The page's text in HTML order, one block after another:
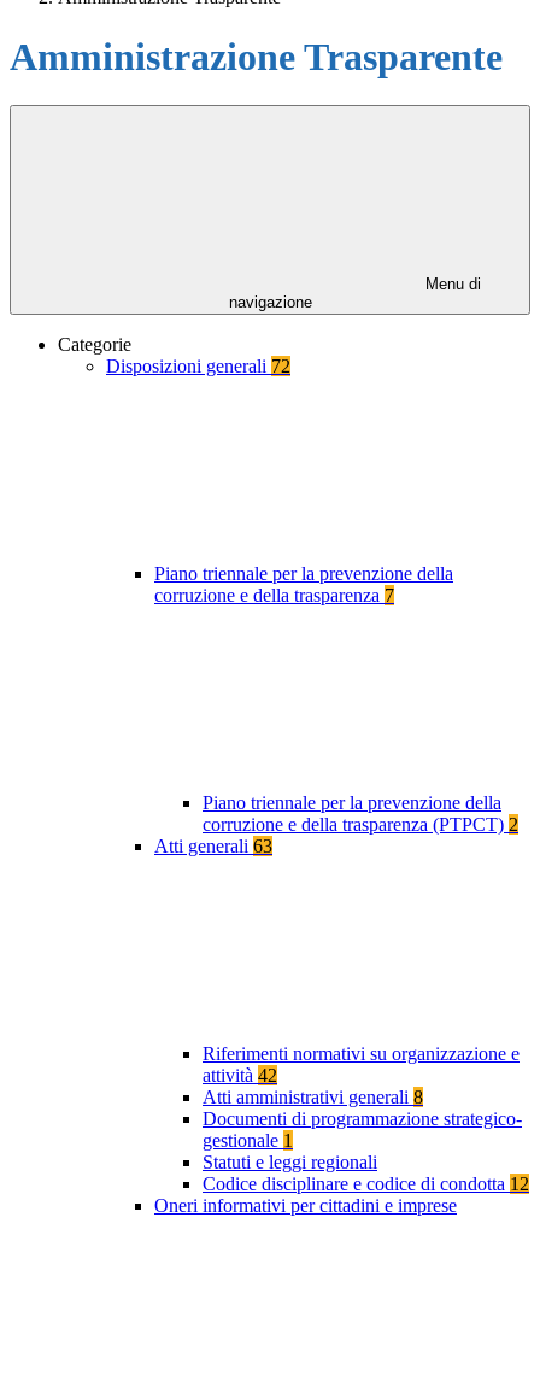
Amministrazione Trasparente
Menu di
navigazione
Categorie
Disposizioni generali 72
Piano triennale per la prevenzione della
corruzione e della trasparenza 7
Piano triennale per la prevenzione della
corruzione e della trasparenza (PTPCT) 2
Atti generali 63
Riferimenti normativi su organizzazione e
attività 42
Atti amministrativi generali 8
Documenti di programmazione strategico-
gestionale 1
Statuti e leggi regionali
Codice disciplinare e codice di condotta 12
Oneri informativi per cittadini e imprese